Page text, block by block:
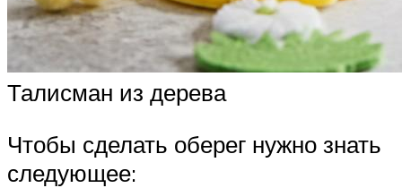
Талисман из дерева
Чтобы сделать оберег нужно знать
следующее: